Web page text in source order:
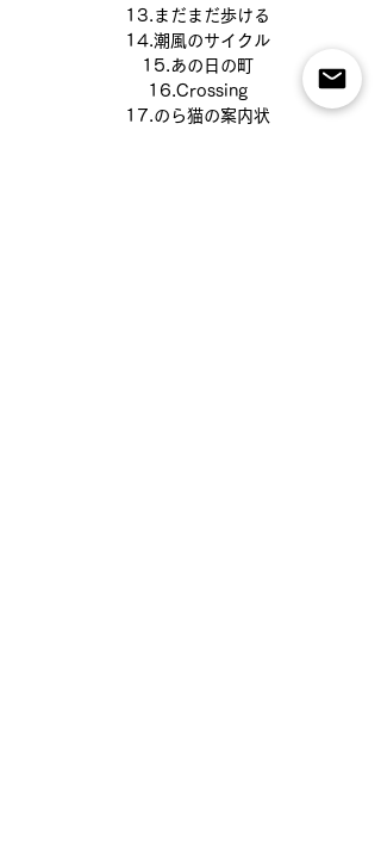
13.まだまだ歩ける
14.潮風のサイクル
15.あの日の町
16.Crossing
17.のら猫の案内状